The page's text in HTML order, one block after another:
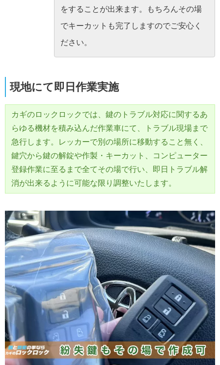
をすることが出来ます。もちろんその場
でキーカットも完了しますのでご安心く
ださい。
現地にて即日作業実施
カギのロックロックでは、鍵のトラブル対応に関するあ
らゆる機材を積み込んだ作業車にて、トラブル現場まで
急行します。レッカーで別の場所に移動すること無く、
鍵穴から鍵の解錠や作製・キーカット、コンピューター
登録作業に至るまで全てその場で行い、即日トラブル解
消が出来るように可能な限り調整いたします。